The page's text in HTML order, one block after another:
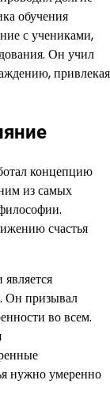
обучения
с учениками,
Он учил
привлекая
концепцию
из самых
счастья
Он призывал
во всем.
нужно умеренно